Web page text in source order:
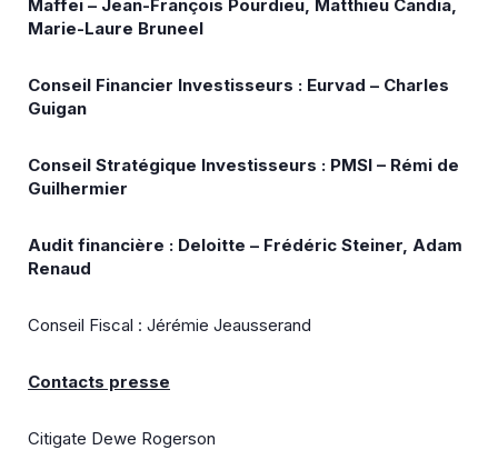
Maffei – Jean-François Pourdieu, Matthieu Candia,
Marie-Laure Bruneel
Conseil Financier Investisseurs : Eurvad – Charles
Guigan
Conseil Stratégique Investisseurs : PMSI – Rémi de
Guilhermier
Audit financière : Deloitte – Frédéric Steiner, Adam
Renaud
Conseil Fiscal : Jérémie Jeausserand
Contacts presse
Citigate Dewe Rogerson